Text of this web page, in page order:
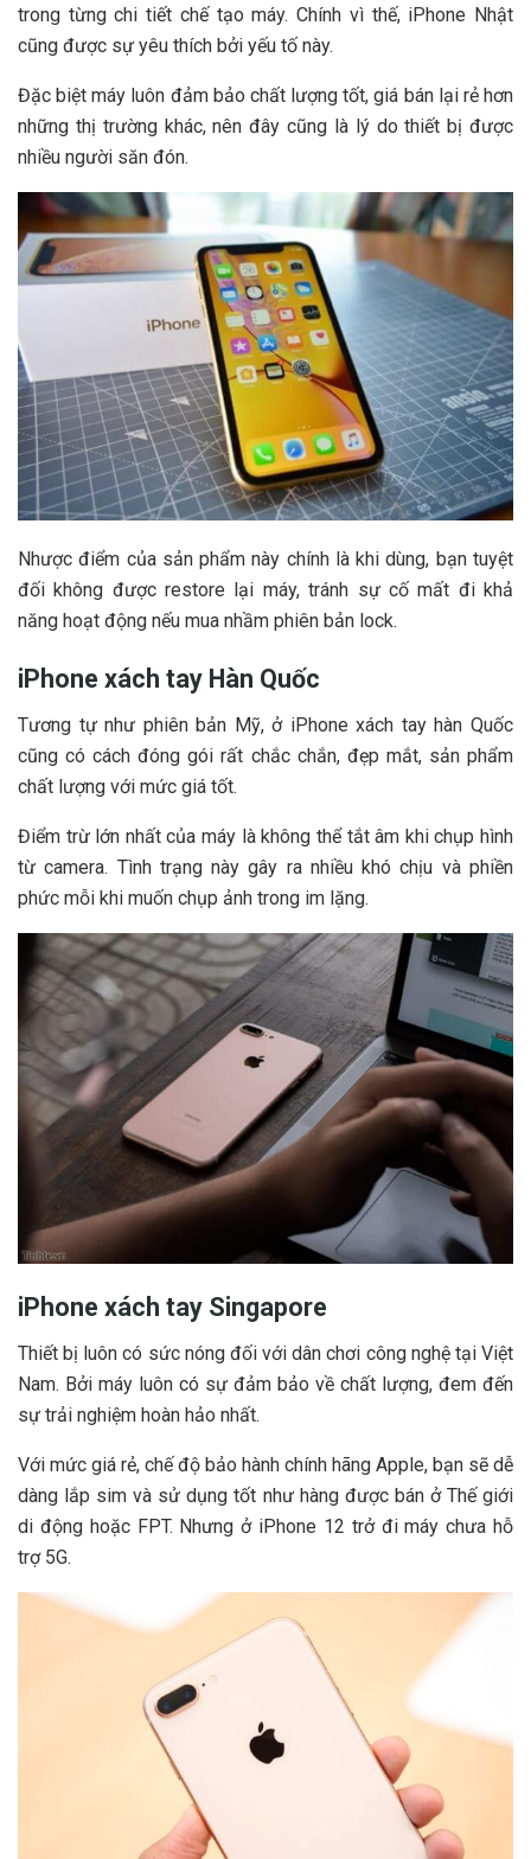
trong từng chi tiết chế tạo máy. Chính vì thế, iPhone Nhật
cũng được sự yêu thích bởi yếu tố này.
Đặc biệt máy luôn đảm bảo chất lượng tốt, giá bán lại rẻ hơn
những thị trường khác, nên đây cũng là lý do thiết bị được
nhiều người săn đón.
Nhược điểm của sản phẩm này chính là khi dùng, bạn tuyệt
đối không được restore lại máy, tránh sự cố mất đi khả
năng hoạt động nếu mua nhầm phiên bản lock.
iPhone xách tay Hàn Quốc
Tương tự như phiên bản Mỹ, ở iPhone xách tay hàn Quốc
cũng có cách đóng gói rất chắc chắn, đẹp mắt, sản phẩm
chất lượng với mức giá tốt.
Điểm trừ lớn nhất của máy là không thể tắt âm khi chụp hình
từ camera. Tình trạng này gây ra nhiều khó chịu và phiền
phức mỗi khi muốn chụp ảnh trong im lặng.
iPhone xách tay Singapore
Thiết bị luôn có sức nóng đối với dân chơi công nghệ tại Việt
Nam. Bởi máy luôn có sự đảm bảo về chất lượng, đem đến
sự trải nghiệm hoàn hảo nhất.
Với mức giá rẻ, chế độ bảo hành chính hãng Apple, bạn sẽ dễ
dàng lắp sim và sử dụng tốt như hàng được bán ở Thế giới
di động hoặc FPT. Nhưng ở iPhone 12 trở đi máy chưa hỗ
trợ 5G.